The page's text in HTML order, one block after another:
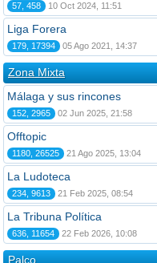
57, 458 10 Oct 2024, 11:51
Liga Forera
179, 17394 05 Ago 2021, 14:37
Zona Mixta
Málaga y sus rincones
152, 2965 02 Jun 2025, 21:58
Offtopic
1180, 26525 21 Ago 2025, 13:04
La Ludoteca
234, 9613 21 Feb 2025, 08:54
La Tribuna Política
636, 11654 22 Feb 2026, 10:08
Palco